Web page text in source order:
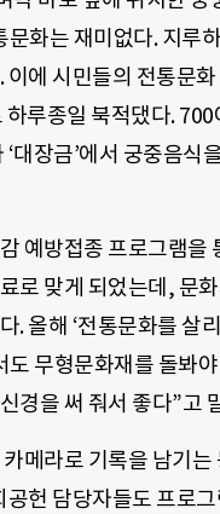
문화는 재미없다. 지루
에 시민들의 전통문
루종일 북적댔다.
대장금’에서 궁중음
예방접종 프로그램을
로 맞게 되었는데, 문
. 올해 ‘전통문화를 살
도 무형문화재를 돌봐
경을 써 줘서 좋다”고
메라로 기록을 남기
공헌 담당자들도 프로